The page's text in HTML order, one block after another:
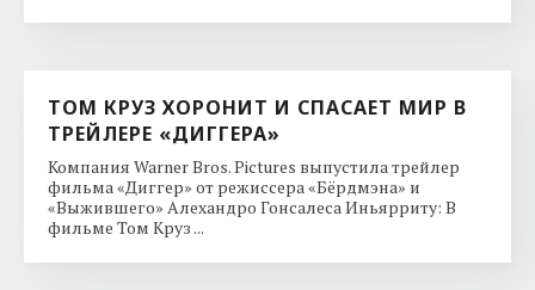
ТОМ КРУЗ ХОРОНИТ И СПАСАЕТ МИР В
ТРЕЙЛЕРЕ «ДИГГЕРА»
Компания Warner Bros. Pictures выпустила трейлер
фильма «Диггер» от режиссера «Бёрдмэна» и
«Выжившего» Алехандро Гонсалеса Иньярриту: В
фильме Том Круз ...